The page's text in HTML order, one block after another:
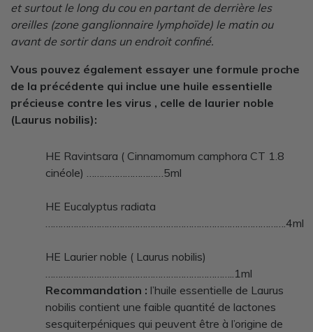
et surtout le long du cou en partant de derrière les
oreilles (zone ganglionnaire lymphoïde) le matin ou
avant de sortir dans un endroit confiné.
Vous pouvez également essayer une formule proche
de la précédente qui inclue une huile essentielle
précieuse contre les virus , celle de laurier noble
(Laurus nobilis):
HE Ravintsara ( Cinnamomum camphora CT 1.8
cinéole) …………………………5ml
HE Eucalyptus radiata
………………………………………………………………………………….4ml
HE Laurier noble ( Laurus nobilis)
………………………………………………………………..1ml
Recommandation : l’huile essentielle de Laurus
nobilis contient une faible quantité de lactones
sesquiterpéniques qui peuvent être à l’origine de